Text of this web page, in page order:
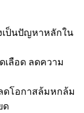
เป็นปัญหาหลักใน
เลือด ลดความ
ดโอกาสล้มหกล้ม
ด